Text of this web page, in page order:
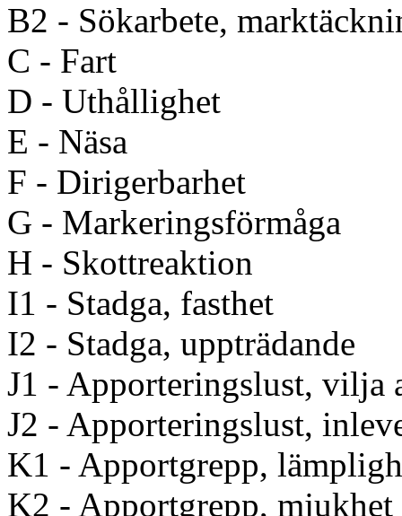
B2 - Sökarbete,
C - Fart
D - Uthållighet
E - Näsa
F - Dirigerbarhet
G - Markeringsförmåga
H - Skottreaktion
I1 - Stadga, fasthet
I2 - Stadga, uppträdande
J1 - Apporteringslust, vilja
J2 - Apporteringslust,
K1 - Apportgrepp,
K2 - Apportgrepp, mjukhet